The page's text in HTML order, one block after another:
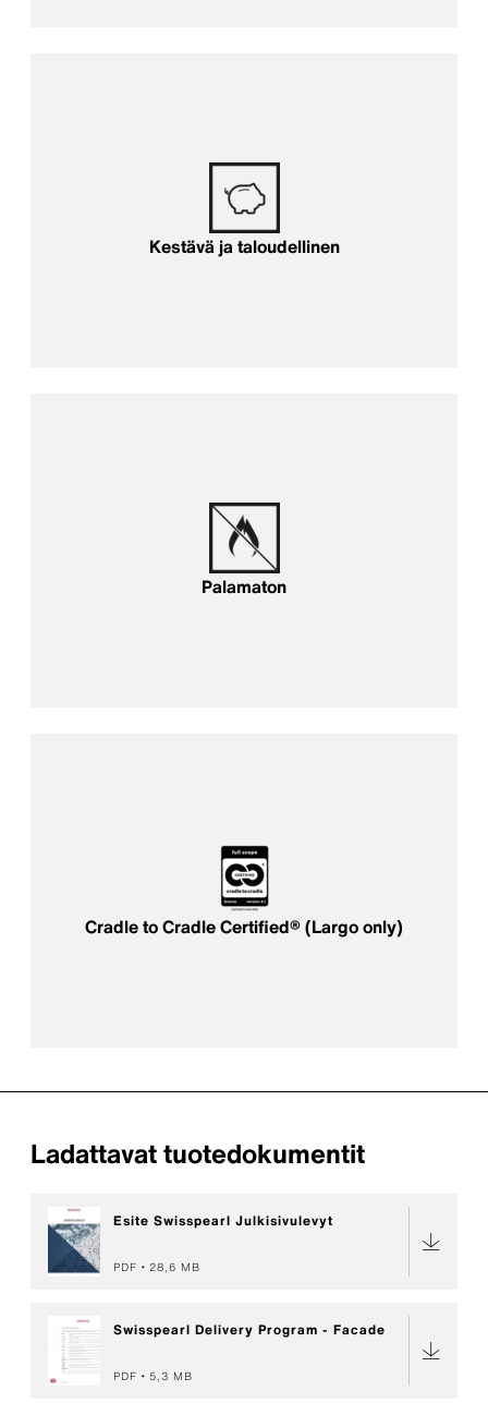
Kestävä ja taloudellinen
Palamaton
Cradle to Cradle Certified® (Largo only)
Ladattavat tuotedokumentit
Esite Swisspearl Julkisivulevyt
PDF 28,6 MB
Swisspearl Delivery Program - Facade
PDF 5,3 MB